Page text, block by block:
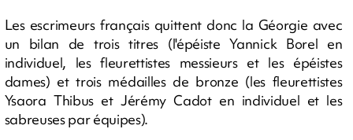
Les escrimeurs français quittent donc la Géorgie avec
un bilan de trois titres (l'épéiste Yannick Borel en
individuel, les fleurettistes messieurs et les épéistes
dames) et trois médailles de bronze (les fleurettistes
Ysaora Thibus et Jérémy Cadot en individuel et les
sabreuses par équipes).